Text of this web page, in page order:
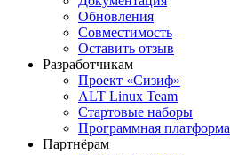
Обновления
Совместимость
Оставить отзыв
Разработчикам
Проект «Сизиф»
ALT Linux Team
Стартовые наборы
Программная платформа
Партнёрам